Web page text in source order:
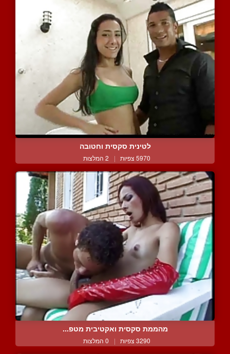
לטינית סקסית וחטובה
5970 צפיות | 2 המלצות
מהממת סקסית ואקטיבית מטפ...
3290 צפיות | 0 המלצות